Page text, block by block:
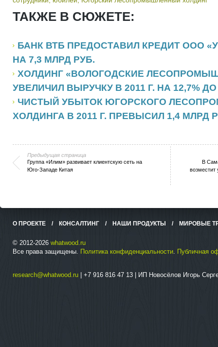
ТАКЖЕ В СЮЖЕТЕ:
БАНК ВТБ ПРЕДОСТАВИЛ КРЕДИТ ООО
НА 7,3 МЛРД РУБ.
ХОЛДИНГ «ВОЛОГОДСКИЕ
УВЕЛИЧИЛ ВЫРУЧКУ В 2011 Г. НА 12,7%
ЧИСТЫЙ УБЫТОК ЮГОРСКОГО
ХОЛДИНГА В 2011 Г. ПРЕВЫСИЛ 1,4 МЛРД
Предыдущая страница
Группа «Илим» развивает клиентскую сеть на
Юго-Западе Китая
В
возместит
О ПРОЕКТЕ / КОНСАЛТИНГ / НАШИ ПРОДУКТЫ / МИРОВЫЕ
© 2012-2026 whatwood.ru
Все права защищены. Политика конфиденциальности Публичная
research@whatwood.ru | +7 916 816 47 13 | ИП Новосёлов Игорь